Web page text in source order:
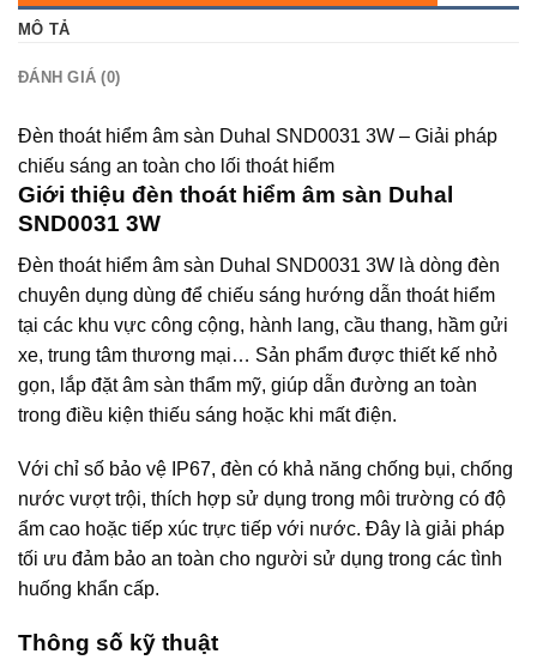
MÔ TẢ
ĐÁNH GIÁ (0)
Đèn thoát hiểm âm sàn Duhal SND0031 3W – Giải pháp
chiếu sáng an toàn cho lối thoát hiểm
Giới thiệu đèn thoát hiểm âm sàn Duhal
SND0031 3W
Đèn thoát hiểm âm sàn Duhal SND0031 3W là dòng đèn
chuyên dụng dùng để chiếu sáng hướng dẫn thoát hiểm
tại các khu vực công cộng, hành lang, cầu thang, hầm gửi
xe, trung tâm thương mại… Sản phẩm được thiết kế nhỏ
gọn, lắp đặt âm sàn thẩm mỹ, giúp dẫn đường an toàn
trong điều kiện thiếu sáng hoặc khi mất điện.
Với chỉ số bảo vệ IP67, đèn có khả năng chống bụi, chống
nước vượt trội, thích hợp sử dụng trong môi trường có độ
ẩm cao hoặc tiếp xúc trực tiếp với nước. Đây là giải pháp
tối ưu đảm bảo an toàn cho người sử dụng trong các tình
huống khẩn cấp.
Thông số kỹ thuật